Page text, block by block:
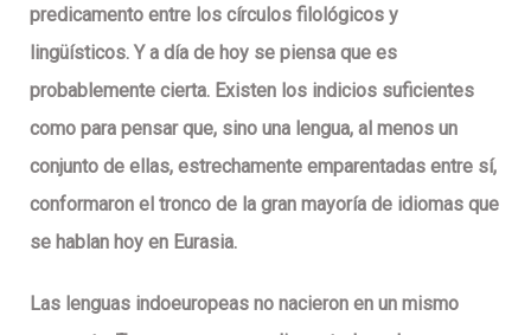
predicamento entre los círculos filológicos y
lingüísticos. Y a día de hoy se piensa que es
probablemente cierta. Existen los indicios suficientes
como para pensar que, sino una lengua, al menos un
conjunto de ellas, estrechamente emparentadas entre sí,
conformaron el tronco de la gran mayoría de idiomas que
se hablan hoy en Eurasia.
Las lenguas indoeuropeas no nacieron en un mismo